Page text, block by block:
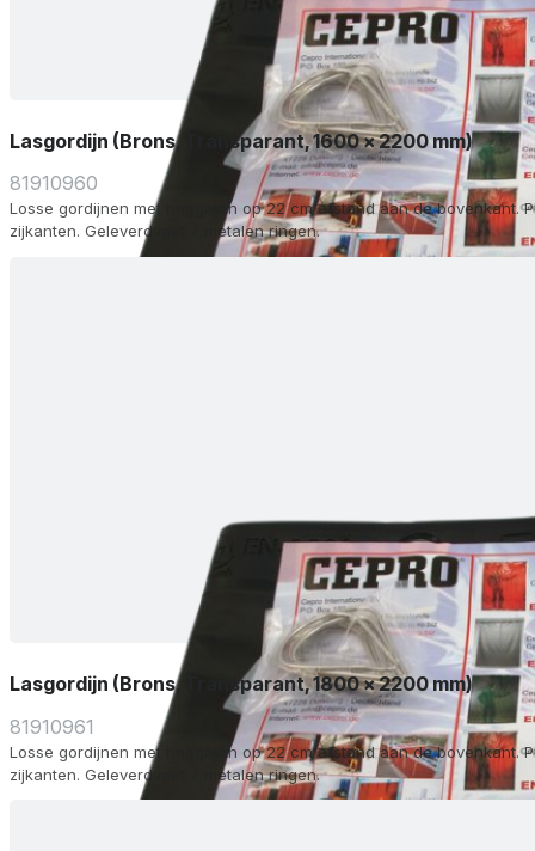
Lasgordijn (Brons, Transparant, 1600 x 2200 mm)
81910960
Losse gordijnen met ringgaten op 22 cm afstand aan de bovenkant.
zijkanten. Geleverd met 7 metalen ringen.
Lasgordijn (Brons, Transparant, 1800 x 2200 mm)
81910961
Losse gordijnen met ringgaten op 22 cm afstand aan de bovenkant.
zijkanten. Geleverd met 7 metalen ringen.